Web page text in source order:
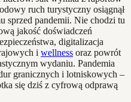
ruch turystyczny osiągnął
sprzed pandemii. Nie chodzi tu
jakość doświadczeń
digitalizacja
i wellness oraz powrót
wydaniu. Pandemia
granicznych i lotniskowych –
się dziś z cyfrową odprawą